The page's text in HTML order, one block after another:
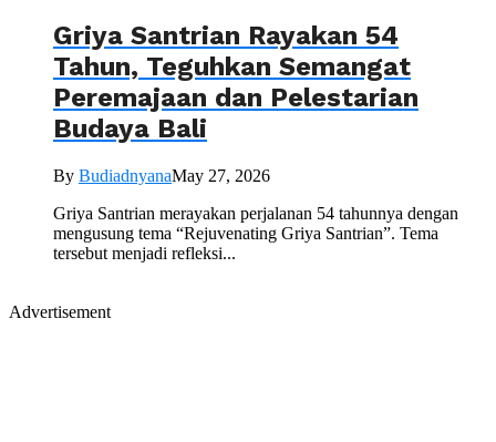
Griya Santrian Rayakan 54
Tahun, Teguhkan Semangat
Peremajaan dan Pelestarian
Budaya Bali
By BudiadnyanaMay 27, 2026
Griya Santrian merayakan perjalanan 54 tahunnya dengan
mengusung tema “Rejuvenating Griya Santrian”. Tema
tersebut menjadi refleksi...
Advertisement